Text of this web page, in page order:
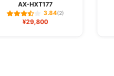
AX-HXT177
3.84(2)
¥29,800